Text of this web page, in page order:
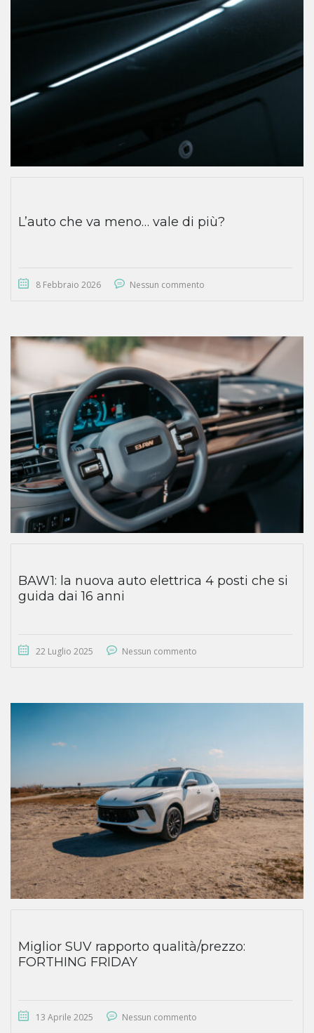
L’auto che va meno… vale di più?
8 Febbraio 2026 Nessun commento
BAW1: la nuova auto elettrica 4 posti che si
guida dai 16 anni
22 Luglio 2025 Nessun commento
Miglior SUV rapporto qualità/prezzo:
FORTHING FRIDAY
13 Aprile 2025 Nessun commento